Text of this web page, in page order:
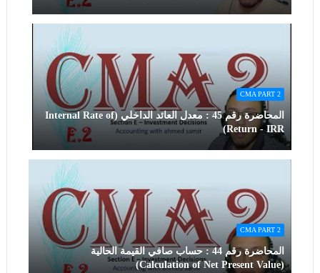
CMA PART 2
المحاضرة رقم 45 : معدل العائد الداخلي (Internal Rate of
Return - IRR)
CMA PART 2
المحاضرة رقم 44 : حساب صافي القيمة الحالية
(Calculation of Net Present Value)